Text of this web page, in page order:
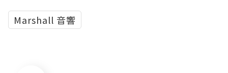
Marshall 音響